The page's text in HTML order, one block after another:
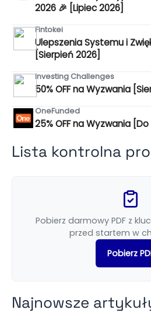
2026 🎉 [Lipiec 2026]
Fintokei
Ulepszenia Systemu i
[Sierpień 2026]
Investing Challenges
50% OFF na Wyzwania
OneFunded
25% OFF na Wyzwania [Do
Lista kontrolna
Pobierz darmowy PDF z
przed startem w
Pobierz
Najnowsze